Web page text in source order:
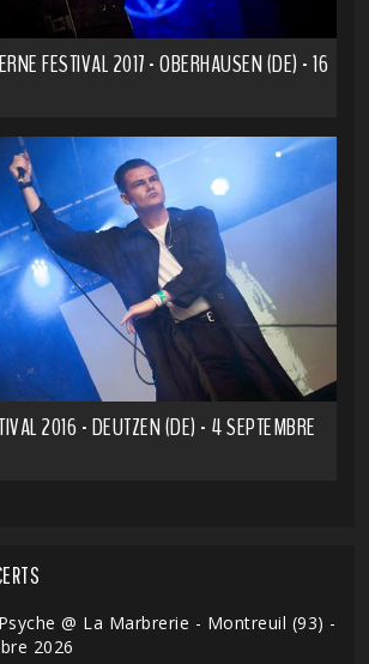
FESTIVAL 2017 - OBERHAUSEN (DE) - 16
2016 - DEUTZEN (DE) - 4 SEPTEMBRE
@ La Marbrerie - Montreuil (93) -
2026